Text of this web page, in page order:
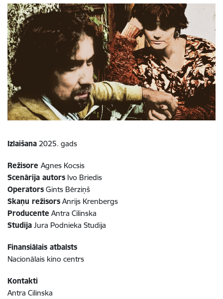
Izlaišana 2025. gads
Režisore Agnes Kocsis
Scenārija autors Ivo Briedis
Operators Gints Bērziņš
Skaņu režisors Anrijs Krenbergs
Producente Antra Cilinska
Studija Jura Podnieka Studija
Finansiālais atbalsts
Nacionālais kino centrs
Kontakti
Antra Cilinska